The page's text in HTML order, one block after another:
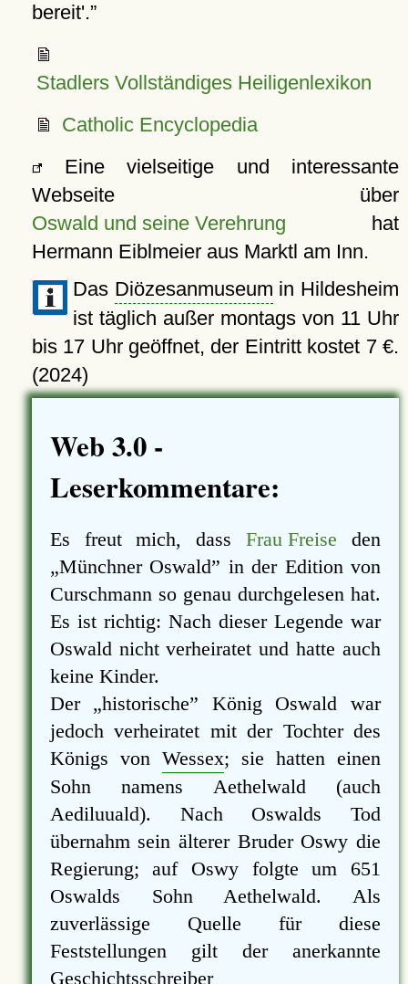
bereit'.
Stadlers Vollständiges Heiligenlexikon
Catholic Encyclopedia
Eine vielseitige und interessante
Webseite über
Oswald und seine Verehrung hat
Hermann Eiblmeier aus Marktl am Inn.
Das Diözesanmuseum in Hildesheim
ist täglich außer montags von 11 Uhr
bis 17 Uhr geöffnet, der Eintritt kostet 7 €.
(2024)
Web 3.0 -
Leserkommentare:
Es freut mich, dassFrau Freise den
Münchner Oswald
in der Edition von
Curschmann so genau durchgelesen hat.
Es ist richtig: Nach dieser Legende war
Oswald nicht verheiratet und hatte auch
keine Kinder.
Der
historische
König Oswald war
jedoch verheiratet mit der Tochter des
Königs von Wessex; sie hatten einen
Sohn namens Aethelwald (auch
Aediluuald). Nach Oswalds Tod
übernahm sein älterer Bruder Oswy die
Regierung; auf Oswy folgte um 651
Oswalds Sohn Aethelwald. Als
zuverlässige Quelle für diese
Feststellungen gilt der anerkannte
Geschichtsschreiber